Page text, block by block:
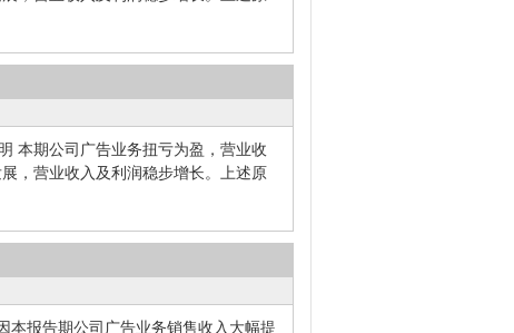
本期公司广告业务扭亏为盈，营业收
，营业收入及利润稳步增长。上述原
本报告期公司广告业务销售收入大幅提